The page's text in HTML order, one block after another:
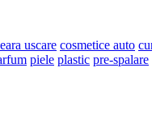
uscare cosmetice auto
piele plastic pre-spalare